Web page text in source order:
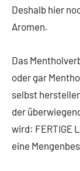
Deshalb hier
Aromen.
Das
oder gar
selbst
der
wird: FERTIGE
eine